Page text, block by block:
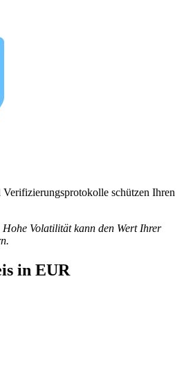
Verifizierungsprotokolle schützen Ihren
Volatilität kann den Wert Ihrer
in EUR